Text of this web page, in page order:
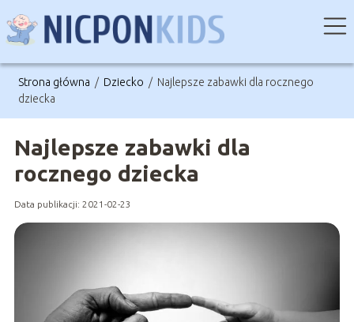
Strona główna / Dziecko / Najlepsze zabawki dla rocznego
dziecka
Najlepsze zabawki dla
rocznego dziecka
Data publikacji: 2021-02-23